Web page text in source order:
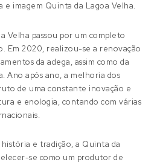
e imagem Quinta da Lagoa Velha.
Velha passou por um completo
Em 2020, realizou-se a renovação
da adega, assim como da
Ano após ano, a melhoria dos
de uma constante inovação e
e enologia, contando com várias
e tradição, a Quinta da
se como um produtor de